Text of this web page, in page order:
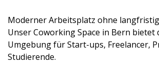
Moderner Arbeitsplatz ohne
Unser Coworking Space in Bern bietet
Umgebung für Start-ups, Freelancer,
Studierende.